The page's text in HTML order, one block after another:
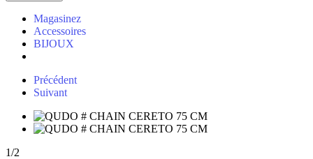
Magasinez
Accessoires
BIJOUX
Précédent
Suivant
1/2